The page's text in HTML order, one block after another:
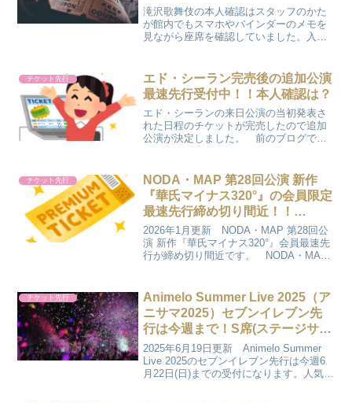
滝沢歌舞伎の本人確認はスタッフのかた
が館内でもスマホやバインダーのメモを
見ながら座席を確認していました。入場
れた範囲のチケット内で年齢等が離れて
いるかたをチェックして、...
チケット先行
エド・シーラン完売後の追加公演
最速先行受付中！！本人確認は？
エド・シーランの来日公演の当初発表さ
れた日程のチケットが完売したので追加
公演が決定しました。 前のブログでも
まっていることが多いです。 それでも
前回の先行でチケットを手...
チケット先行
NODA・MAP 第28回公演 新作
『華氏マイナス320°』の会員限定
最速先行締め切り間近！！
NODA・MAPは本人確認はあ
る？
2026年1月更新 NODA・MAP 第28回公
演 新作『華氏マイナス320°』会員最速先
行が締め切り間近です。 NODA・MAP
ェックしてみてください。 NODA・M...
チケット先行
Animelo Summer Live 2025（ア
ニサマ2025）セブンイレブン先
行は今週まで！S席(ステージサイ
ド)などが追加販売中！どこの席
に申し込むのが良い？アニサマは
本人確認はある？？
2025年6月19日更新 Animelo Summer
Live 2025のセブンイレブン先行は今週6
月22日(日)までの受付になります。人気の